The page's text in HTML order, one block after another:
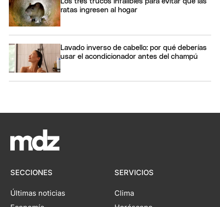
ratas ingresen al hogar
Lavado inverso de cabello: por qué deberías
usar el acondicionador antes del champú
SECCIONES
Últimas noticias
SERVICIOS
Clima